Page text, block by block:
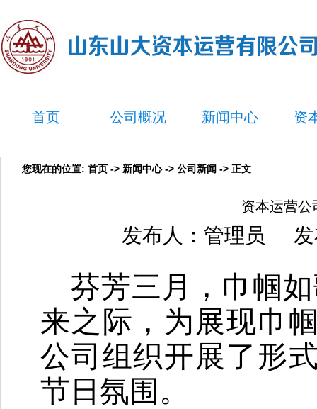
首页 公司概况 新闻中心 资
您现在的位置: 首页 -> 新闻中心-> 公司新闻 -> 正文
资本运营公
发布人：管理员
芬芳三月，巾帼
来之际，为展现巾
公司组织开展了形
节日氛围。